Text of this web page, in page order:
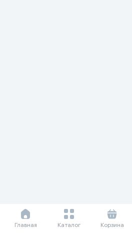
Главная Каталог Корзина